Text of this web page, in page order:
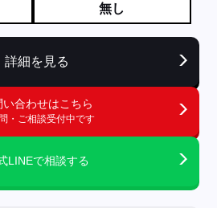
無し
詳細を見る
い合わせはこちら
・ご相談受付中です
LINEで相談する